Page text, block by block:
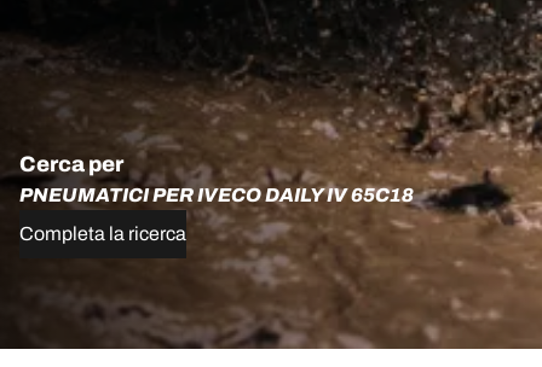
Cerca per
PNEUMATICI PER IVECO DAILY IV 65C18
Completa la ricerca